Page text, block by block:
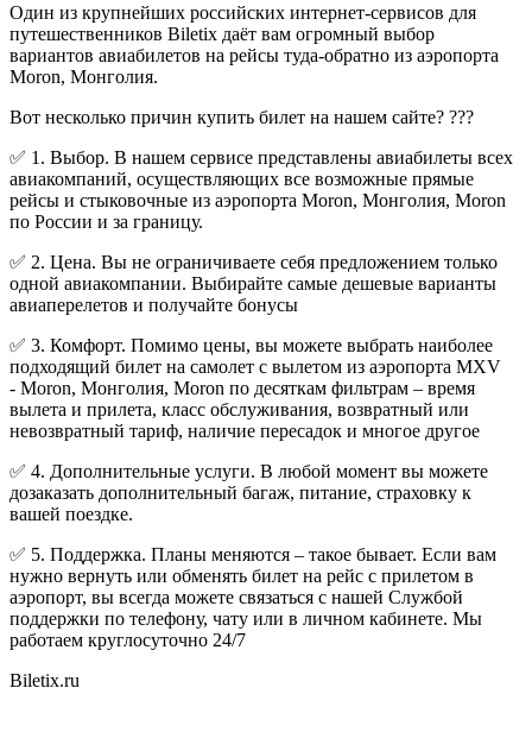
Один из крупнейших российских интернет-сервисов для
путешественников Biletix даёт вам огромный выбор
вариантов авиабилетов на рейсы туда-обратно из аэропорта
Moron, Монголия.
Вот несколько причин купить билет на нашем сайте? ???
✅ 1. Выбор. В нашем сервисе представлены авиабилеты всех
авиакомпаний, осуществляющих все возможные прямые
рейсы и стыковочные из аэропорта Moron, Монголия, Moron
по России и за границу.
✅ 2. Цена. Вы не ограничиваете себя предложением только
одной авиакомпании. Выбирайте самые дешевые варианты
авиаперелетов и получайте бонусы
✅ 3. Комфорт. Помимо цены, вы можете выбрать наиболее
подходящий билет на самолет с вылетом из аэропорта MXV
- Moron, Монголия, Moron по десяткам фильтрам – время
вылета и прилета, класс обслуживания, возвратный или
невозвратный тариф, наличие пересадок и многое другое
✅ 4. Дополнительные услуги. В любой момент вы можете
дозаказать дополнительный багаж, питание, страховку к
вашей поездке.
✅ 5. Поддержка. Планы меняются – такое бывает. Если вам
нужно вернуть или обменять билет на рейс с прилетом в
аэропорт, вы всегда можете связаться с нашей Службой
поддержки по телефону, чату или в личном кабинете. Мы
работаем круглосуточно 24/7
Biletix.ru